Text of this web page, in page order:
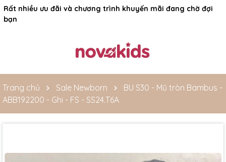
Rất nhiều ưu đãi và chương trình khuyến mãi đang chờ đợi
bạn
Trang chủ Sale Newborn
BU S30 - Mũ tròn Bambus -
ABB192200 - Ghi - FS - SS24.T6A